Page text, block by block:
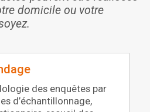
domicile ou votre
des enquêtes par
d’échantillonnage,